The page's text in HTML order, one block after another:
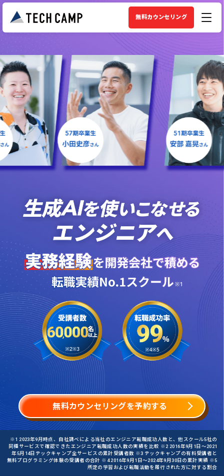
無料カウンセリング
無料カウンセリングを予約する
※1 2023年9月時点、自社調べによる当社のエンジニア転職成功人数と、他スクール5社の
同種サービスで確認できたエンジニア転職成功人数の実績を比較 ※2 2016年9月1日〜2021
年5月14日テックキャンプ全サービスの累計受講者数 ※3 テックキャンプの有料受講者と
無料プログラミング体験の受講者の合計 ※4 2016年9月1日〜2024年9月30日の累計実績 ※5
所定の学習および転職活動を履行された方に対する割合